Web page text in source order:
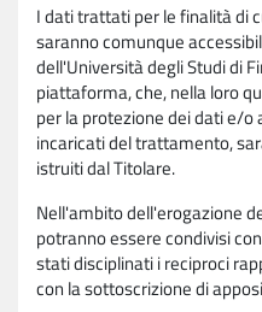
I dati trattati per le finalità di
saranno comunque
dell'Università degli Studi di
piattaforma, che, nella loro
per la protezione dei dati e/
incaricati del trattamento,
istruiti dal Titolare.
Nell'ambito dell'erogazione
potranno essere condivisi
stati disciplinati i reciproci
con la sottoscrizione di